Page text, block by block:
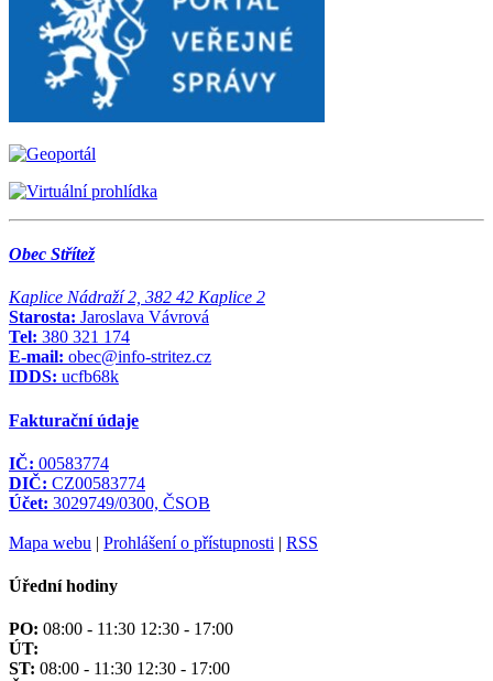
Obec Střítež
Kaplice Nádraží 2, 382 42 Kaplice 2
Starosta: Jaroslava Vávrová
Tel: 380 321 174
E-mail: obec@info-stritez.cz
IDDS: ucfb68k
Fakturační údaje
IČ: 00583774
DIČ: CZ00583774
Účet: 3029749/0300, ČSOB
Mapa webu | Prohlášení o přístupnosti | RSS
Úřední hodiny
PO: 08:00 - 11:30 12:30 - 17:00
ÚT:
ST: 08:00 - 11:30 12:30 - 17:00